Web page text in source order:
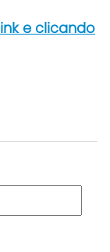
e clicando